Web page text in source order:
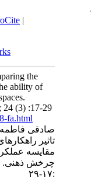
|
the
ability of
24 (3) :17-29
fa.html
صادقی
تاثیر
مقایسه
:۱۷-۲۹